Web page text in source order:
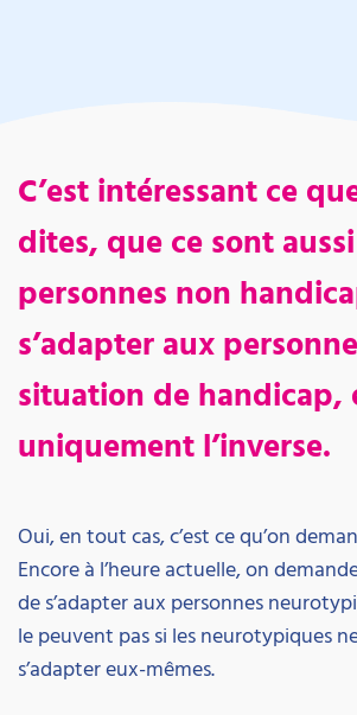
C’est intéressant ce
dites, que ce sont
personnes non
s’adapter aux
situation de handicap,
uniquement l’inverse.
Oui, en tout cas, c’est ce qu’on
Encore à l’heure actuelle, on
de s’adapter aux personnes
le peuvent pas si les neurotypiques
s’adapter eux-mêmes.